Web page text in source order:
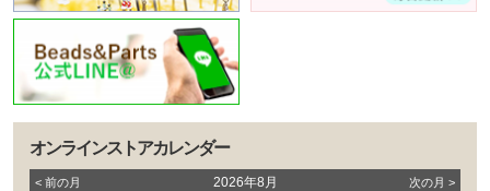
オンラインストアカレンダー
< 前の⽉ 2026年8月 次の⽉ >